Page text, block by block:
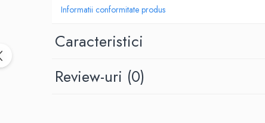
Dispensere acoperitoare colac wc
Dispensere odorizante
Dispensere prosoape pliate (Z)
Dispensere pungi igiena feminina
Informatii conformitate produs
Caracteristici
Review-uri (0)